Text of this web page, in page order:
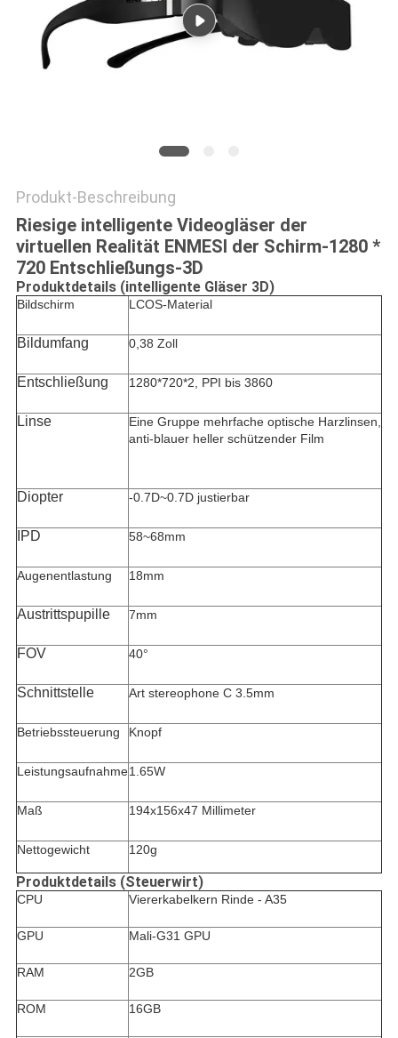
Produkt-Beschreibung
Riesige intelligente Videogläser der
virtuellen Realität ENMESI der Schirm-1280 *
720 Entschließungs-3D
Produktdetails (intelligente Gläser 3D)
Bildschirm LCOS-Material
Bildumfang 0,38 Zoll
Entschließung 1280*720*2, PPI bis 3860
Linse
Eine Gruppe mehrfache optische Harzlinsen,
anti-blauer heller schützender Film
Diopter -0.7D~0.7D justierbar
IPD 58~68mm
Augenentlastung 18mm
Austrittspupille 7mm
FOV 40°
Schnittstelle Art stereophone C 3.5mm
Betriebssteuerung Knopf
Leistungsaufnahme1.65W
Maß 194x156x47 Millimeter
Nettogewicht 120g
Produktdetails (Steuerwirt)
CPU Viererkabelkern Rinde - A35
GPU Mali-G31 GPU
RAM 2GB
ROM 16GB